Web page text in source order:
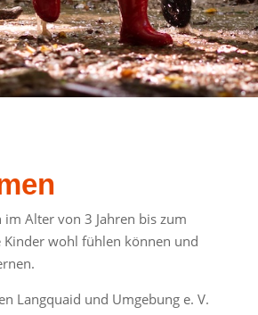
Alter von 3 Jahren bis zum
wohl fühlen können und
Langquaid und Umgebung e. V.